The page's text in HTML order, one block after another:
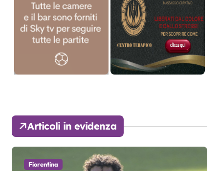
Articoli in evidenza
Fiorentina